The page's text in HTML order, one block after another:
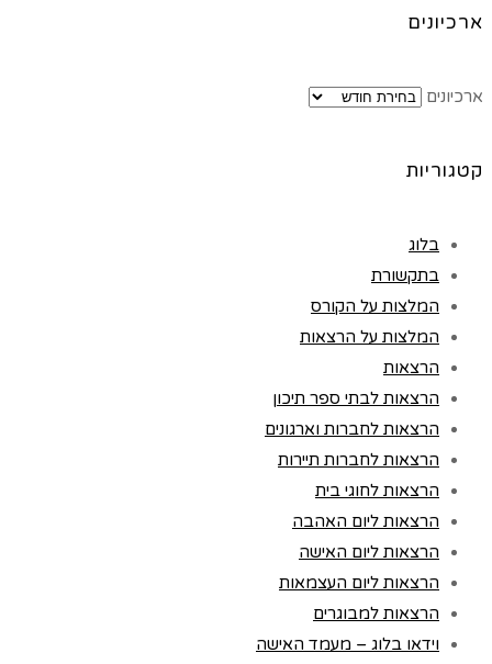
ארכיונים
ארכיונים
קטגוריות
בלוג
בתקשורת
המלצות על הקורס
המלצות על הרצאות
הרצאות
הרצאות לבתי ספר תיכון
הרצאות לחברות וארגונים
הרצאות לחברות תיירות
הרצאות לחוגי בית
הרצאות ליום האהבה
הרצאות ליום האישה
הרצאות ליום העצמאות
הרצאות למבוגרים
וידאו בלוג – מעמד האישה